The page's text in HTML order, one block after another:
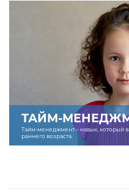
ТАЙМ-
Тайм-менеджмент – навык, который
раннего возраста.